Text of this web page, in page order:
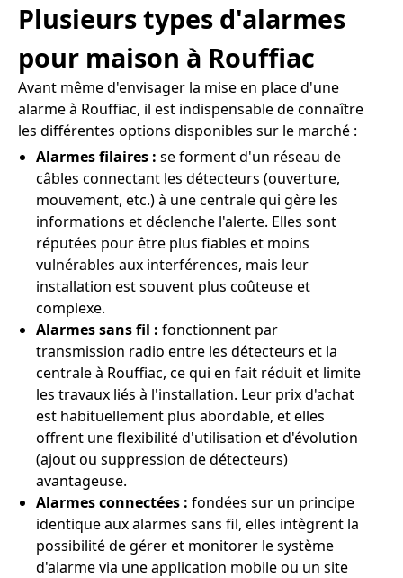
Plusieurs types d'alarmes
pour maison à Rouffiac
Avant même d'envisager la mise en place d'une
alarme à Rouffiac, il est indispensable de connaître
les différentes options disponibles sur le marché :
Alarmes filaires : se forment d'un réseau de
câbles connectant les détecteurs (ouverture,
mouvement, etc.) à une centrale qui gère les
informations et déclenche l'alerte. Elles sont
réputées pour être plus fiables et moins
vulnérables aux interférences, mais leur
installation est souvent plus coûteuse et
complexe.
Alarmes sans fil : fonctionnent par
transmission radio entre les détecteurs et la
centrale à Rouffiac, ce qui en fait réduit et limite
les travaux liés à l'installation. Leur prix d'achat
est habituellement plus abordable, et elles
offrent une flexibilité d'utilisation et d'évolution
(ajout ou suppression de détecteurs)
avantageuse.
Alarmes connectées : fondées sur un principe
identique aux alarmes sans fil, elles intègrent la
possibilité de gérer et monitorer le système
d'alarme via une application mobile ou un site